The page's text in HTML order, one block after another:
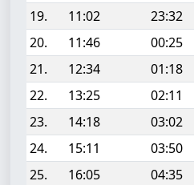
19.
11:02 23:32
20.
11:46 00:25
21.
12:34 01:18
22.
13:25 02:11
23.
14:18 03:02
24.
15:11 03:50
25.
16:05 04:35